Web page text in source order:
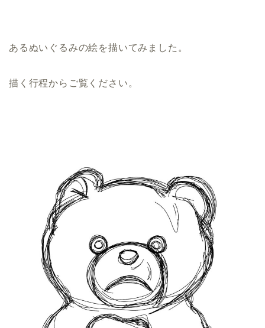
あるぬいぐるみの絵を描いてみました。
描く行程からご覧ください。